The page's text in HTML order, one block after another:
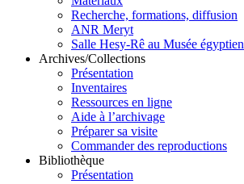
Recherche, formations, diffusion
ANR Meryt
Salle Hesy-Rê au Musée égyptien
Archives/Collections
Présentation
Inventaires
Ressources en ligne
Aide à l’archivage
Préparer sa visite
Commander des reproductions
Bibliothèque
Présentation